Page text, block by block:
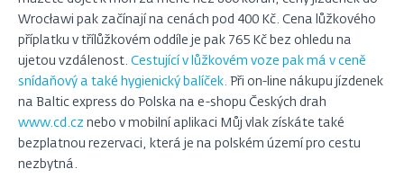
Wrocławi pak začínají na cenách pod 400 Kč. Cena lůžkového
příplatku v třílůžkovém oddíle je pak 765 Kč bez ohledu na
ujetou vzdálenost. Cestující v lůžkovém voze pak má v ceně
snídaňový a také hygienický balíček. Při on-line nákupu jízdenek
na Baltic express do Polska na e-shopu Českých drah
www.cd.cz nebo v mobilní aplikaci Můj vlak získáte také
bezplatnou rezervaci, která je na polském území pro cestu
nezbytná.